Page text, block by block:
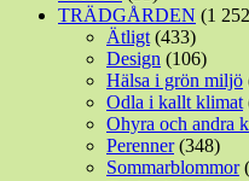
TRÄDGÅRDEN (1
Ätligt (433)
Design (106)
Hälsa i grön miljö
Odla i kallt klimat
Ohyra och andra
Perenner(348)
Sommarblommor